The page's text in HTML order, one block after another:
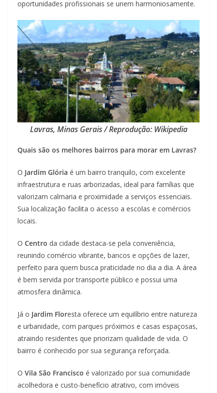
oportunidades profissionais se unem harmoniosamente.
Lavras, Minas Gerais / Reprodução: Wikipedia
Quais são os melhores bairros para morar em Lavras?
O Jardim Glória é um bairro tranquilo, com excelente
infraestrutura e ruas arborizadas, ideal para famílias que
valorizam calmaria e proximidade a serviços essenciais.
Sua localização facilita o acesso a escolas e comércios
locais.
O Centro da cidade destaca-se pela conveniência,
reunindo comércio vibrante, bancos e opções de lazer,
perfeito para quem busca praticidade no dia a dia. A área
é bem servida por transporte público e possui uma
atmosfera dinâmica.
Já o Jardim Floresta oferece um equilíbrio entre natureza
e urbanidade, com parques próximos e casas espaçosas,
atraindo residentes que priorizam qualidade de vida. O
bairro é conhecido por sua segurança reforçada.
O Vila São Francisco é valorizado por sua comunidade
acolhedora e custo-benefício atrativo, com imóveis